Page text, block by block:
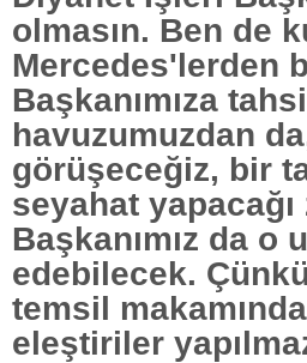
olmasın. Ben de
Mercedes'lerden
Başkanımıza
havuzumuzdan
görüşeceğiz, bir
seyahat
Başkanımız da
edebilecek.
temsil
eleştiriler